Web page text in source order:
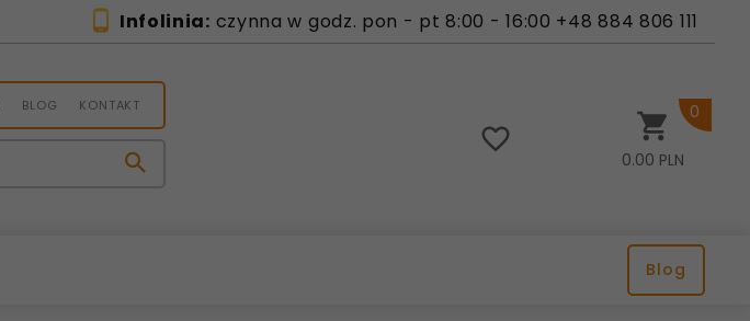
Infolinia: czynna w godz. pon - pt 8:00 - 16:00 +48 884 806 111
BLOG KONTAKT
0.00 PLN
0
Blog